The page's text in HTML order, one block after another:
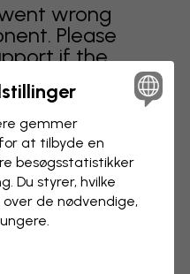
wrong
Please
if the
15 sider
gemmer
at tilbyde en
besøgs­statistikker
Du styrer, hvilke
de nødvendige,